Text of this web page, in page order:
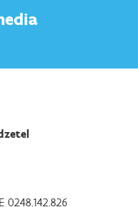
0248.142.826